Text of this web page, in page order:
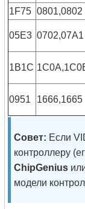
1F75 0801,0802
05E3 0702,07A1
1B1C
0951 1666,1665
Совет: Если
контроллеру
ChipGenius
модели